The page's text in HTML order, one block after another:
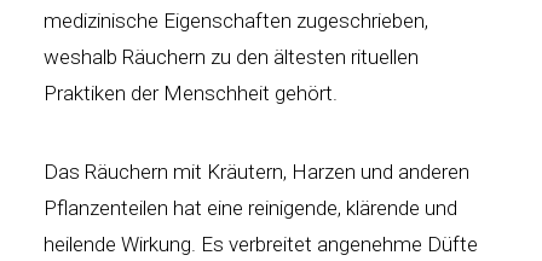
medizinische Eigenschaften zugeschrieben,
weshalb Räuchern zu den ältesten rituellen
Praktiken der Menschheit gehört.
Das Räuchern mit Kräutern, Harzen und anderen
Pflanzenteilen hat eine reinigende, klärende und
heilende Wirkung. Es verbreitet angenehme Düfte